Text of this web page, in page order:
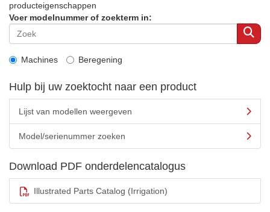
producteigenschappen
Voer modelnummer of zoekterm in:
Machines Beregening
Hulp bij uw zoektocht naar een product
Lijst van modellen weergeven
Model/serienummer zoeken
Download PDF onderdelencatalogus
Illustrated Parts Catalog (Irrigation)